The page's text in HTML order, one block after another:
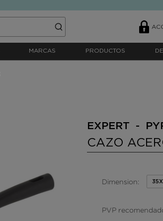
MARCAS PRODUCTOS
EXPERT -
CAZO
Dimension:
PVP